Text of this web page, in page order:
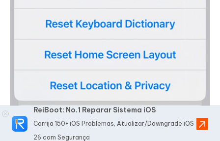
ReiBoot: No.1 Reparar Sistema iOS
Corrija 150+ iOS Problemas, Atualizar/Downgrade iOS
26 com Segurança